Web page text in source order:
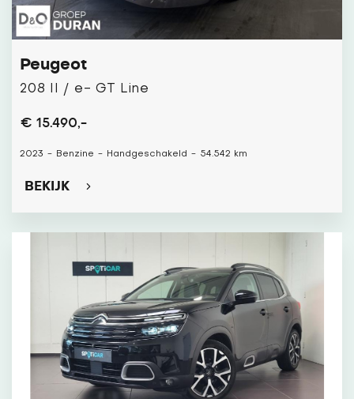
Peugeot
208 II / e- GT Line
€ 15.490,-
2023 - Benzine - Handgeschakeld - 54.542 km
BEKIJK